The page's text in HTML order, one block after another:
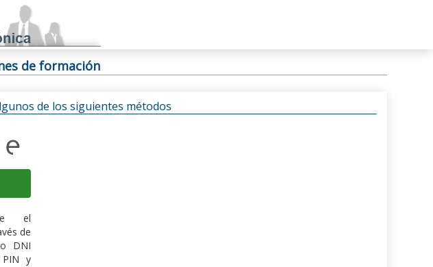
de formación
de los siguientes métodos
el
de
DNI
PIN y